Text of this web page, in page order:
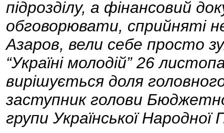
підрозділу, а фінансовий
обговорювати, сприйняті
Азаров, вели себе просто
“Україні молодій” 26
вирішується доля
заступник голови
групи Української